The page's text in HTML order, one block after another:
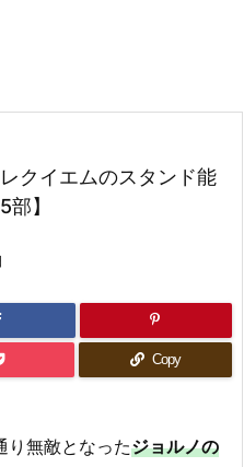
クイエムのスタンド能
】
Copy
り無敵となったジョルノの